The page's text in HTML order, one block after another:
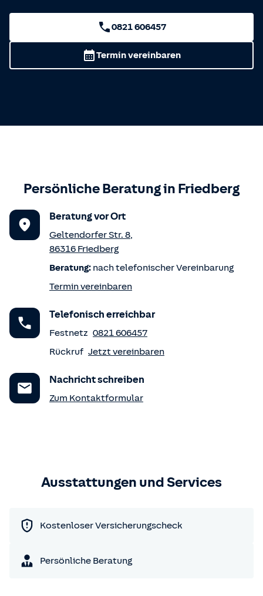
0821 606457
Termin vereinbaren
Persönliche Beratung in Friedberg
Beratung vor Ort
Geltendorfer Str. 8,
86316 Friedberg
Beratung: nach telefonischer Vereinbarung
Termin vereinbaren
Telefonisch erreichbar
Festnetz 0821 606457
Rückruf Jetzt vereinbaren
Nachricht schreiben
Zum Kontaktformular
Ausstattungen und Services
Kostenloser Versicherungscheck
Persönliche Beratung